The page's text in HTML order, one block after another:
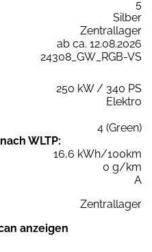
5
Silber
Zentrallager
ab ca. 12.08.2026
24308_GW_RGB-VS
250 kW / 340 PS
Elektro
4 (Green)
WLTP:
16,6 kWh/100km
0 g/km
A
Zentrallager
anzeigen